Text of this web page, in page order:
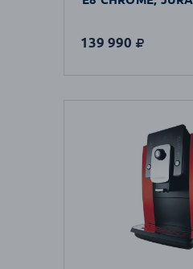
139 990